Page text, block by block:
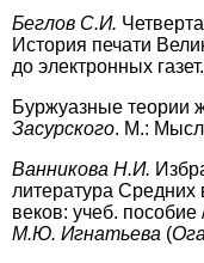
Беглов С.И.
История печати
до электронных
Буржуазные теории
Засурского. М.:
Ванникова Н.И.
литература Средних
веков: учеб. пособие
М.Ю. Игнатьева (